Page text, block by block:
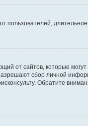
пользователей,
от сайтов, которые
сбор личной
Обратите